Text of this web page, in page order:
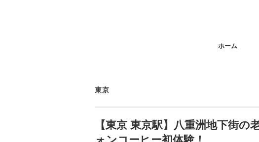
ホーム
東京
【東京 東京駅】八重洲地下街